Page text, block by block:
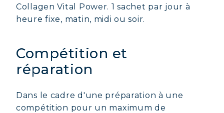
Collagen Vital Power. 1 sachet par jour à
heure fixe, matin, midi ou soir.
Compétition et
réparation
Dans le cadre d'une préparation à une
compétition pour un maximum de